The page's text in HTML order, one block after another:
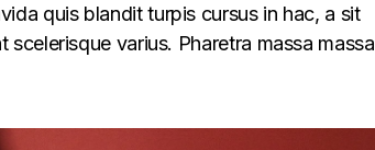
quis blandit turpis cursus in hac, a sit
varius. Pharetra massa massa